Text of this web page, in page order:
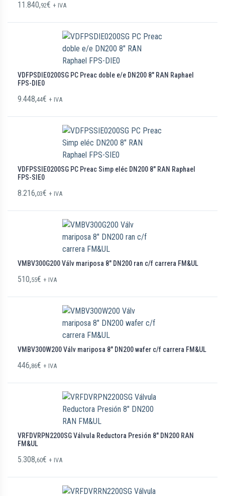
11.840,92€ + IVA
VDFPSDIE0200SG PC Preac doble e/e DN200 8″ RAN Raphael
FPS-DIE0
9.448,44€ + IVA
VDFPSSIE0200SG PC Preac Simp eléc DN200 8″ RAN Raphael
FPS-SIE0
8.216,03€ + IVA
VMBV300G200 Válv mariposa 8″ DN200 ran c/f carrera FM&UL
510,55€ + IVA
VMBV300W200 Válv mariposa 8″ DN200 wafer c/f carrera FM&UL
446,86€ + IVA
VRFDVRPN2200SG Válvula Reductora Presión 8″ DN200 RAN
FM&UL
5.308,60€ + IVA